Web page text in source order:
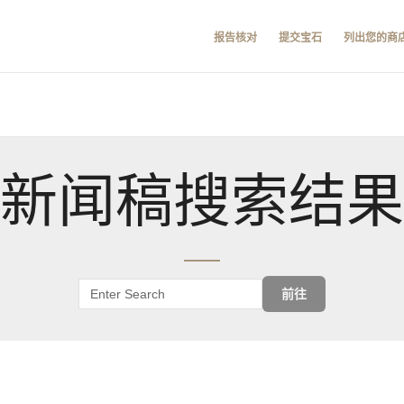
报告核对 提交宝石 列出您的商
新闻稿搜索结果
前往